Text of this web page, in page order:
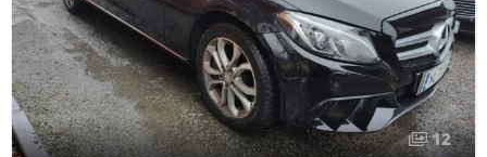
12